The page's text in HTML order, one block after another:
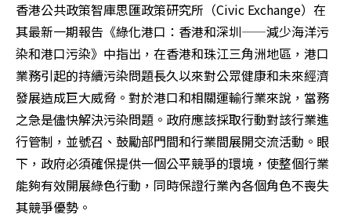
香港公共政策智庫思匯政策研究所（Civic Exchange）在
其最新一期報告《綠化港口：香港和深圳——減少海洋污
染和港口污染》中指出，在香港和珠江三角洲地區，港口
業務引起的持續污染問題長久以來對公眾健康和未來經濟
發展造成巨大威脅。對於港口和相關運輸行業來說，當務
之急是儘快解決污染問題。政府應該採取行動對該行業進
行管制，並號召、鼓勵部門間和行業間展開交流活動。眼
下，政府必須確保提供一個公平競爭的環境，使整個行業
能夠有效開展綠色行動，同時保證行業內各個角色不喪失
其競爭優勢。